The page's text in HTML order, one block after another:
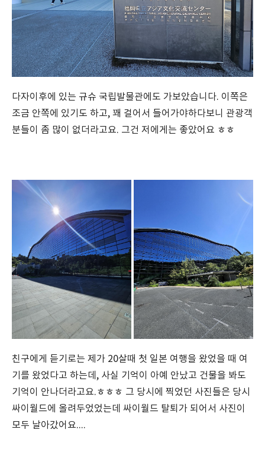
다자이후에 있는 규슈 국립발물관에도 가보았습니다. 이쪽은
조금 안쪽에 있기도 하고, 꽤 걸어서 들어가야하다보니 관광객
분들이 좀 많이 없더라고요. 그건 저에게는 좋았어요 ㅎㅎ
친구에게 듣기로는 제가 20살때 첫 일본 여행을 왔었을 때 여
기를 왔었다고 하는데, 사실 기억이 아예 안났고 건물을 봐도
기억이 안나더라고요.ㅎㅎㅎ 그 당시에 찍었던 사진들은 당시
싸이월드에 올려두었었는데 싸이월드 탈퇴가 되어서 사진이
모두 날아갔어요....